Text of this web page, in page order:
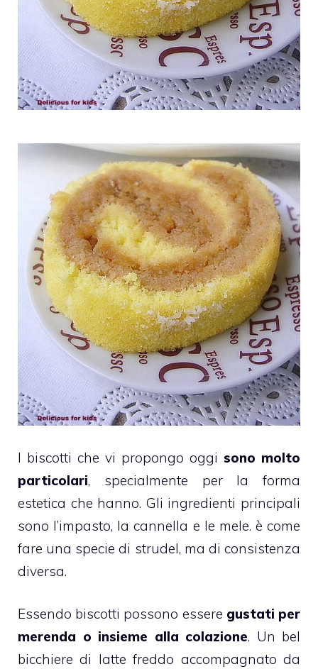
I biscotti che vi propongo oggi sono molto
particolari, specialmente per la forma
estetica che hanno. Gli ingredienti principali
sono l’impasto, lacannella e le mele. è come
fare una specie di strudel, ma di consistenza
diversa.
Essendo biscotti possono essere gustati per
merenda o insieme alla colazione. Un bel
bicchiere di latte freddo accompagnato da